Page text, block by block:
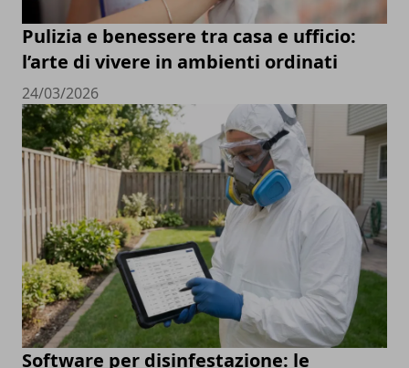
Pulizia e benessere tra casa e ufficio:
l’arte di vivere in ambienti ordinati
24/03/2026
Software per disinfestazione: le